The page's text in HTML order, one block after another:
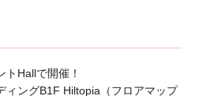
トHallで開催！
ィングB1F Hiltopia（フロアマップ